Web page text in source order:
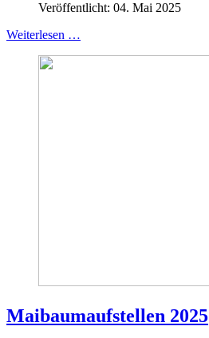
Veröffentlicht: 04. Mai 2025
Weiterlesen …
Maibaumaufstellen 2025